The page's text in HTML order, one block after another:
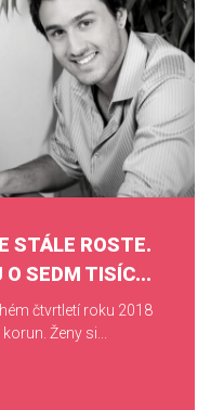
STÁLE ROSTE.
O SEDM TISÍC...
čtvrtletí roku 2018
Ženy si...